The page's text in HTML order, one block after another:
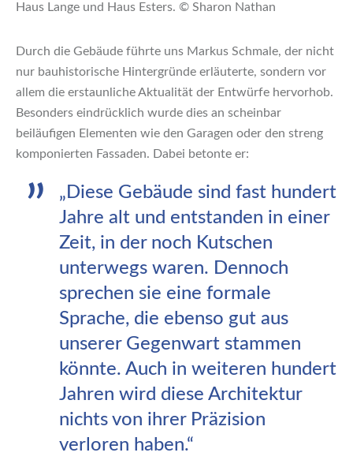
Haus Lange und Haus Esters. © Sharon Nathan
Durch die Gebäude führte uns Markus Schmale, der nicht
nur bauhistorische Hintergründe erläuterte, sondern vor
allem die erstaunliche Aktualität der Entwürfe hervorhob.
Besonders eindrücklich wurde dies an scheinbar
beiläufigen Elementen wie den Garagen oder den streng
komponierten Fassaden. Dabei betonte er:
„Diese Gebäude sind fast hundert
Jahre alt und entstanden in einer
Zeit, in der noch Kutschen
unterwegs waren. Dennoch
sprechen sie eine formale
Sprache, die ebenso gut aus
unserer Gegenwart stammen
könnte. Auch in weiteren hundert
Jahren wird diese Architektur
nichts von ihrer Präzision
verloren haben.“